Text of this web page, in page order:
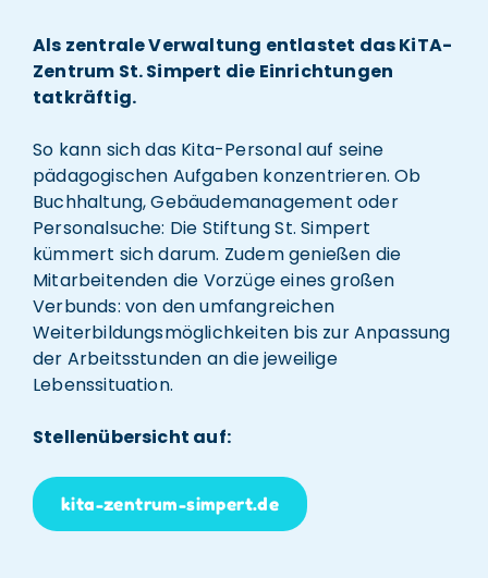
Als zentrale Verwaltung entlastet das KiTA-
Zentrum St. Simpert die Einrichtungen
tatkräftig.
So kann sich das Kita-Personal auf seine
pädagogischen Aufgaben konzentrieren. Ob
Buchhaltung, Gebäudemanagement oder
Personalsuche: Die Stiftung St. Simpert
kümmert sich darum. Zudem genießen die
Mitarbeitenden die Vorzüge eines großen
Verbunds: von den umfangreichen
Weiterbildungsmöglichkeiten bis zur Anpassung
der Arbeitsstunden an die jeweilige
Lebenssituation.
Stellenübersicht auf:
kita-zentrum-simpert.de